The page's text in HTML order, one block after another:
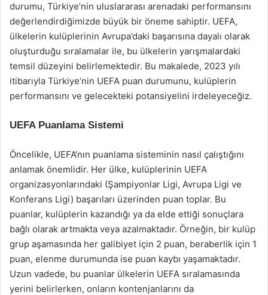
durumu, Türkiye’nin uluslararası arenadaki performansını
değerlendirdiğimizde büyük bir öneme sahiptir. UEFA,
ülkelerin kulüplerinin Avrupa’daki başarısına dayalı olarak
oluşturduğu sıralamalar ile, bu ülkelerin yarışmalardaki
temsil düzeyini belirlemektedir. Bu makalede, 2023 yılı
itibarıyla Türkiye’nin UEFA puan durumunu, kulüplerin
performansını ve gelecekteki potansiyelini irdeleyeceğiz.
UEFA Puanlama Sistemi
Öncelikle, UEFA’nın puanlama sisteminin nasıl çalıştığını
anlamak önemlidir. Her ülke, kulüplerinin UEFA
organizasyonlarındaki (Şampiyonlar Ligi, Avrupa Ligi ve
Konferans Ligi) başarıları üzerinden puan toplar. Bu
puanlar, kulüplerin kazandığı ya da elde ettiği sonuçlara
bağlı olarak artmakta veya azalmaktadır. Örneğin, bir kulüp
grup aşamasında her galibiyet için 2 puan, beraberlik için 1
puan, elenme durumunda ise puan kaybı yaşamaktadır.
Uzun vadede, bu puanlar ülkelerin UEFA sıralamasında
yerini belirlerken, onların kontenjanlarını da